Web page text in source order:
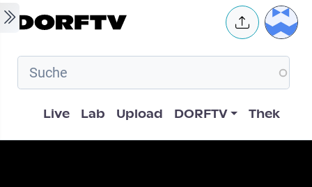
Skip to main content User
Hauptnavigation
Live Lab Upload DORFTV Thek